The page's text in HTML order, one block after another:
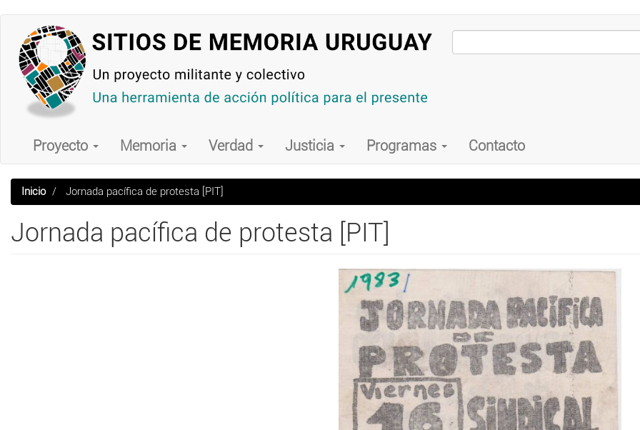
contenido
principal
Main
navigation
Proyecto Memoria Verdad Justicia Programas Contacto
Inicio Jornada pacífica de protesta [PIT]
Jornada pacífica de protesta [PIT]